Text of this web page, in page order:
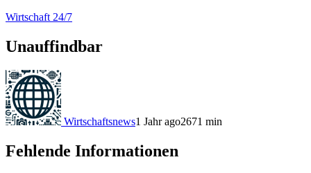
Wirtschaft 24/7
Unauffindbar
Wirtschaftsnews1 Jahr ago2671 min
Fehlende Informationen